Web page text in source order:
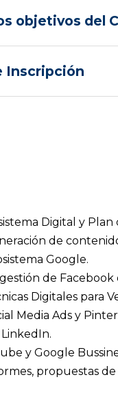
objetivos del
Inscripción
Digital y
de
Google.
de Facebook
Digitales para
Media Ads y
LinkedIn.
y Google
propuestas